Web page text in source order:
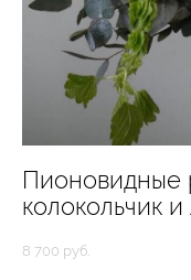
Пионовидные
колокольчик и
8 700 pуб.